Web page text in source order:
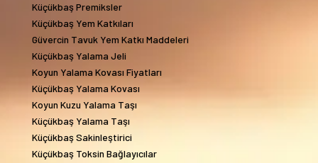
Küçükbaş Premiksler
Küçükbaş Yem Katkıları
Güvercin Tavuk Yem Katkı Maddeleri
Küçükbaş Yalama Jeli
Koyun Yalama Kovası Fiyatları
Küçükbaş Yalama Kovası
Koyun Kuzu Yalama Taşı
Küçükbaş Yalama Taşı
Küçükbaş Sakinleştirici
Küçükbaş Toksin Bağlayıcılar